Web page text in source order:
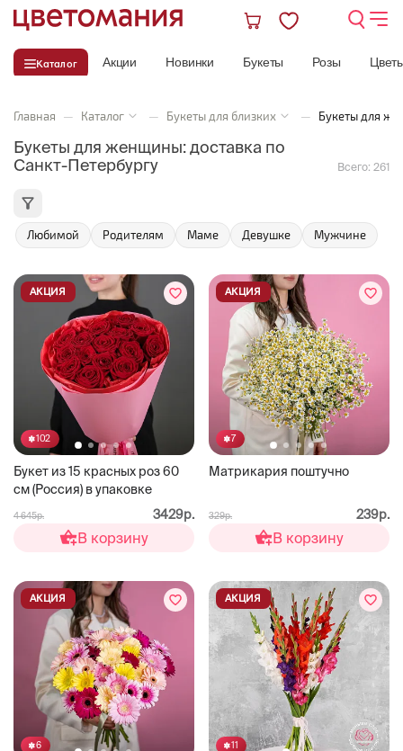
Каталог Акции Новинки Букеты Розы
Главная — Каталог — Букеты для близких — Букеты для
Букеты для женщины: доставка по
Санкт-Петербургу
Всего: 261
Любимой Родителям Маме Девушке Мужчине
102
Букет из 15 красных роз 60
см (Россия) в упаковке
АКЦИЯ
4 645р. 3429р.
В корзину
7
Матрикария поштучно
АКЦИЯ
329р. 239р.
В корзину
6
АКЦИЯ
11
АКЦИЯ